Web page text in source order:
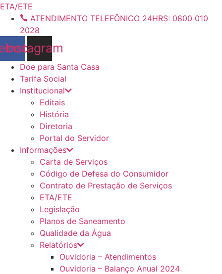
ETA/ETE
ATENDIMENTO TELEFÔNICO 24HRS: 0800 010
2028
Instagram
Doe para Santa Casa
Tarifa Social
Institucional
Editais
História
Diretoria
Portal do Servidor
Informações
Carta de Serviços
Código de Defesa do Consumidor
Contrato de Prestação de Serviços
ETA/ETE
Legislação
Planos de Saneamento
Qualidade da Água
Relatórios
Ouvidoria – Atendimentos
Ouvidoria – Balanço Anual 2024